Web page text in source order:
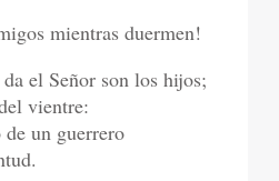
mientras duermen!
el Señor son los hijos;
vientre:
de un guerrero